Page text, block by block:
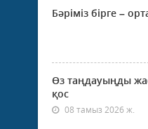
Бәріміз бірге –
Өз таңдауыңды
қос
08 тамыз 2026 ж.